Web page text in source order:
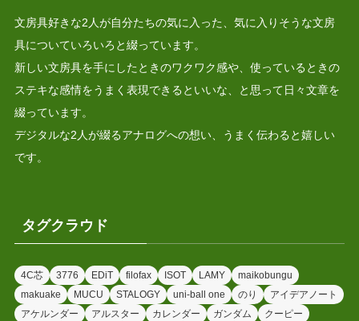
文房具好きな2人が自分たちの気に入った、気に入りそうな文房
具についていろいろと綴っています。
新しい文房具を手にしたときのワクワク感や、使っているときの
ステキな感情をうまく表現できるといいな、と思って日々文章を
綴っています。
デジタルな2人が綴るアナログへの想い、うまく伝わると嬉しい
です。
タグクラウド
4C芯 3776 EDiT filofax ISOT LAMY
maikobungu
makuake
MUCU STALOGY uni-ball one のり
アイデアノート
アケルンダー
アルスター カレンダー ガンダム クーピー